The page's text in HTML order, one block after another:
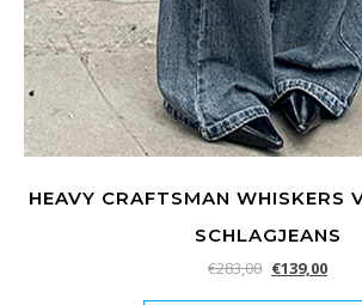
HEAVY CRAFTSMAN WHISKERS
SCHLAGJEANS
€283,00 €139,00